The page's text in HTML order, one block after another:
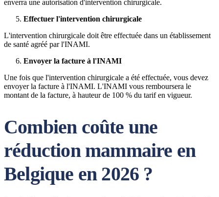
enverra une autorisation d'intervention chirurgicale.
Effectuer l'intervention chirurgicale
L'intervention chirurgicale doit être effectuée dans un établissement
de santé agréé par l'INAMI.
Envoyer la facture à l'INAMI
Une fois que l'intervention chirurgicale a été effectuée, vous devez
envoyer la facture à l'INAMI. L'INAMI vous remboursera le
montant de la facture, à hauteur de 100 % du tarif en vigueur.
Combien coûte une
réduction mammaire en
Belgique en 2026 ?